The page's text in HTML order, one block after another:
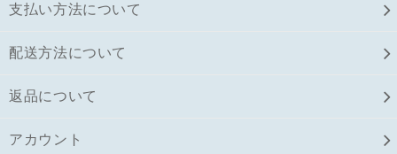
支払い方法について
配送方法について
返品について
アカウント